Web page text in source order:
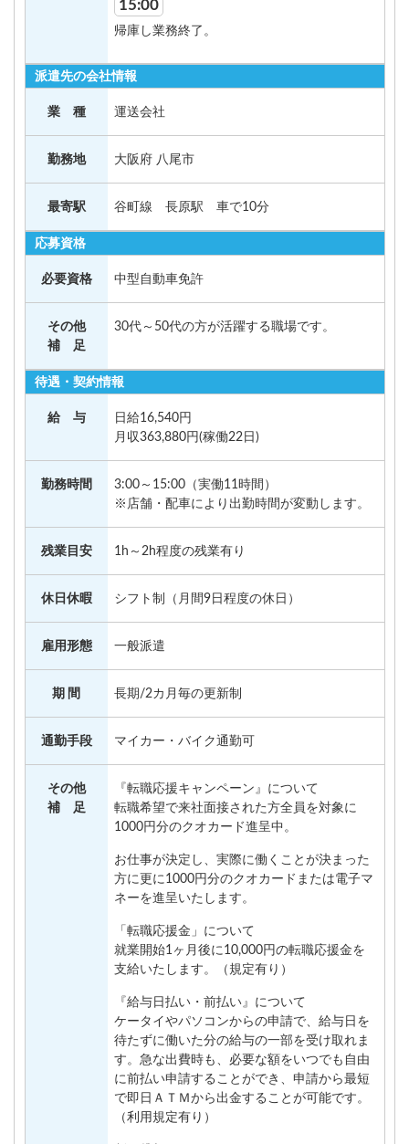
15:00
帰庫し業務終了。
派遣先の会社情報
業 種 運送会社
勤務地 大阪府 八尾市
最寄駅 谷町線 長原駅 車で10分
応募資格
必要資格 中型自動車免許
その他
補 足
30代～50代の方が活躍する職場です。
待遇・契約情報
給 与
日給16,540円
月収363,880円(稼働22日)
勤務時間
3:00～15:00（実働11時間）
※店舗・配車により出勤時間が変動します。
残業目安 1h～2h程度の残業有り
休日休暇 シフト制（月間9日程度の休日）
雇用形態 一般派遣
期 間 長期/2カ月毎の更新制
通勤手段 マイカー・バイク通勤可
その他
補 足
『転職応援キャンペーン』について
転職希望で来社面接された方全員を対象に
1000円分のクオカード進呈中。
お仕事が決定し、実際に働くことが決まった
方に更に1000円分のクオカードまたは電子マ
ネーを進呈いたします。
「転職応援金」について
就業開始1ヶ月後に10,000円の転職応援金を
支給いたします。（規定有り）
『給与日払い・前払い』について
ケータイやパソコンからの申請で、給与日を
待たずに働いた分の給与の一部を受け取れま
す。急な出費時も、必要な額をいつでも自由
に前払い申請することができ、申請から最短
で即日ＡＴＭから出金することが可能です。
（利用規定有り）